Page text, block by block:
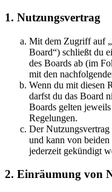
1. Nutzungsvertrag
Mit dem Zugriff auf
Board“) schließt du
des Boards ab (im
mit den
Wenn du mit diesen
darfst du das Board
Boards gelten
Regelungen.
Der Nutzungsvertrag
und kann von
jederzeit gekündigt
2. Einräumung von